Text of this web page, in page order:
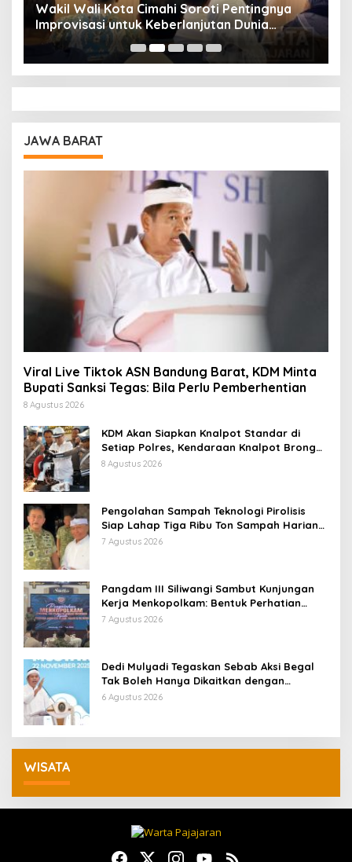
Wakil Wali Kota Cimahi Soroti Pentingnya
Improvisasi untuk Keberlanjutan Dunia
Pendidikan
JAWA BARAT
Viral Live Tiktok ASN Bandung Barat, KDM Minta
Bupati Sanksi Tegas: Bila Perlu Pemberhentian
8 Agustus 2026
KDM Akan Siapkan Knalpot Standar di
Setiap Polres, Kendaraan Knalpot Brong
Tertangkap Langsung Ganti
8 Agustus 2026
Pengolahan Sampah Teknologi Pirolisis
Siap Lahap Tiga Ribu Ton Sampah Harian
Jawa Barat
7 Agustus 2026
Pangdam III Siliwangi Sambut Kunjungan
Kerja Menkopolkam: Bentuk Perhatian
Pemerintah
7 Agustus 2026
Dedi Mulyadi Tegaskan Sebab Aksi Begal
Tak Boleh Hanya Dikaitkan dengan
Ekonomi
6 Agustus 2026
WISATA